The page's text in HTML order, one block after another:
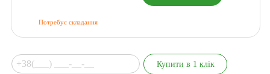
Потребує складання